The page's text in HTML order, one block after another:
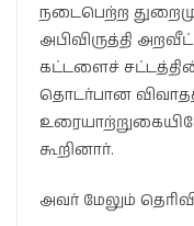
நடைபெற்ற
அபிவிருத்தி
கட்டளைச்
தொடர்பான
கூறினார்.
அவர் மேலும்